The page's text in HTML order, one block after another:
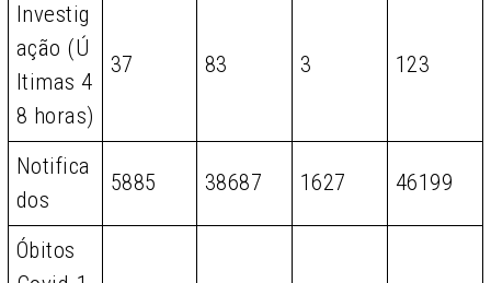
Investig
ação (Ú
ltimas 4
8 horas)
37 83 3 123
Notifica
dos
5885 38687 1627 46199
Óbitos